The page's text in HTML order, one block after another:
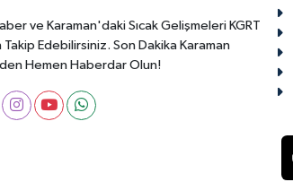
ve Karaman'daki Sıcak Gelişmeleri KGRT
Edebilirsiniz. Son Dakika Karaman
Hemen Haberdar Olun!